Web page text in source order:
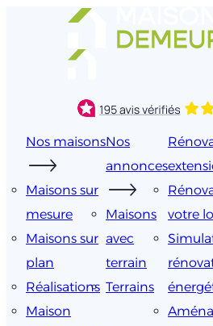
Nos maisons
Maisons sur
mesure
Maisons sur
plan
Réalisations
Maison
Nos
annonces
Maisons
avec
terrain
Terrains
votre